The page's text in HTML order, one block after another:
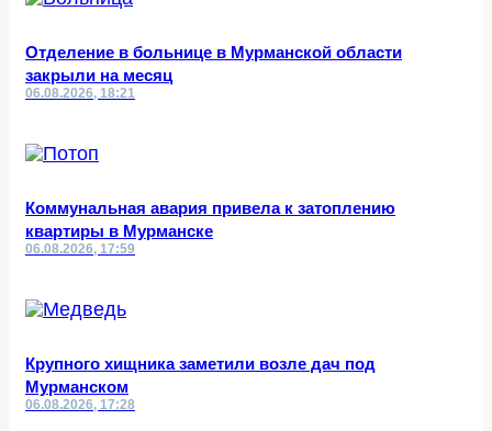
Отделение в больнице в Мурманской области
закрыли на месяц
06.08.2026, 18:21
Коммунальная авария привела к затоплению
квартиры в Мурманске
06.08.2026, 17:59
Крупного хищника заметили возле дач под
Мурманском
06.08.2026, 17:28